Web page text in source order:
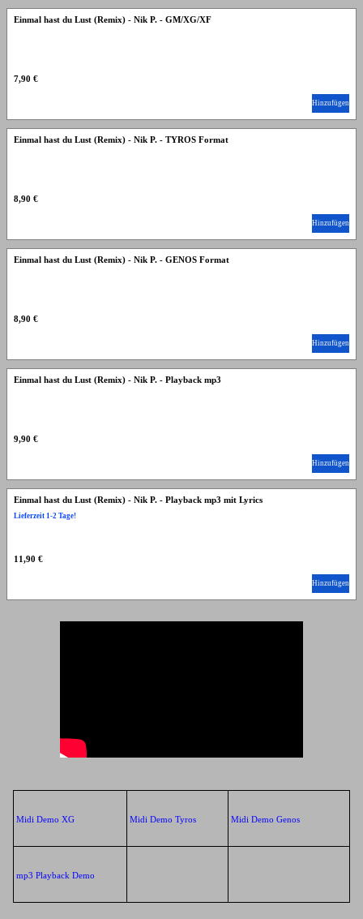
Einmal hast du Lust (Remix) - Nik P. - GM/XG/XF
7,90 €
Hinzufügen
Einmal hast du Lust (Remix) - Nik P. - TYROS Format
8,90 €
Hinzufügen
Einmal hast du Lust (Remix) - Nik P. - GENOS Format
8,90 €
Hinzufügen
Einmal hast du Lust (Remix) - Nik P. - Playback mp3
9,90 €
Hinzufügen
Einmal hast du Lust (Remix) - Nik P. - Playback mp3 mit Lyrics
Lieferzeit 1-2 Tage!
11,90 €
Hinzufügen
Midi Demo XG Midi Demo Tyros Midi Demo Genos
mp3 Playback Demo